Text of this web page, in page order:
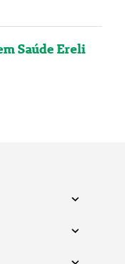
Saúde Ereli